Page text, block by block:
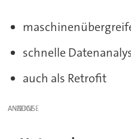
schnelle
auch als Retrofit
ANZEIGE